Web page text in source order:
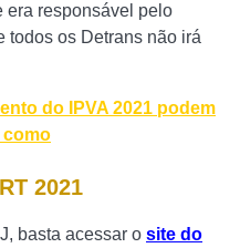
era responsável pelo
todos os Detrans não irá
do IPVA 2021 podem
como
2021
basta acessar o site do